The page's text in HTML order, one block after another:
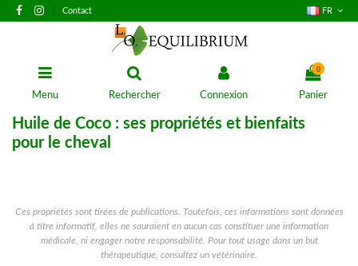
Contact FR
Menu Rechercher Connexion
0
Panier
Huile de Coco : ses propriétés et bienfaits
pour le cheval
Ces propriétés sont tirées de publications. Toutefois, ces informations sont données
à titre informatif, elles ne sauraient en aucun cas constituer une information
médicale, ni engager notre responsabilité. Pour tout usage dans un but
thérapeutique, consultez un vétérinaire.